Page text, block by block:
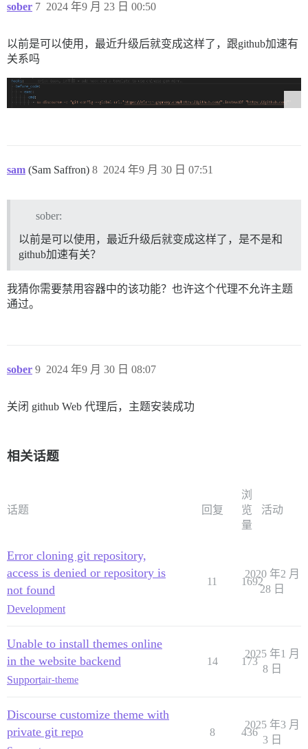
sober 2024 年9 月 23 日 00:50
7
以前是可以使用，最近升级后就变成这样了，跟github加速有
关系吗
sam (Sam Saffron) 2024 年9 月 30 日 07:51
8
sober:
以前是可以使用，最近升级后就变成这样了，是不是和
github加速有关？
我猜你需要禁用容器中的该功能？也许这个代理不允许主题
通过。
sober 2024 年9 月 30 日 08:07
9
关闭 github Web 代理后，主题安装成功
相关话题
话题 回复
浏
览
量
活动
Error cloning git repository,
access is denied or repository is
not found
Development
11 1692
2020 年2 月
28 日
Unable to install themes online
in the website backend
Supportair-theme
14 173
2025 年1 月
8 日
Discourse customize theme with
private git repo
8 436
2025 年3 月
3 日